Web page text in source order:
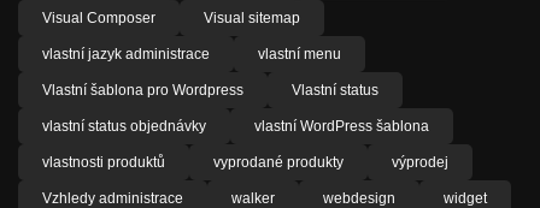
Visual Composer Visual sitemap
vlastní jazyk administrace vlastní menu
Vlastní šablona pro Wordpress Vlastní status
vlastní status objednávky vlastní WordPress šablona
vlastnosti produktů vyprodané produkty výprodej
Vzhledy administrace walker webdesign widget